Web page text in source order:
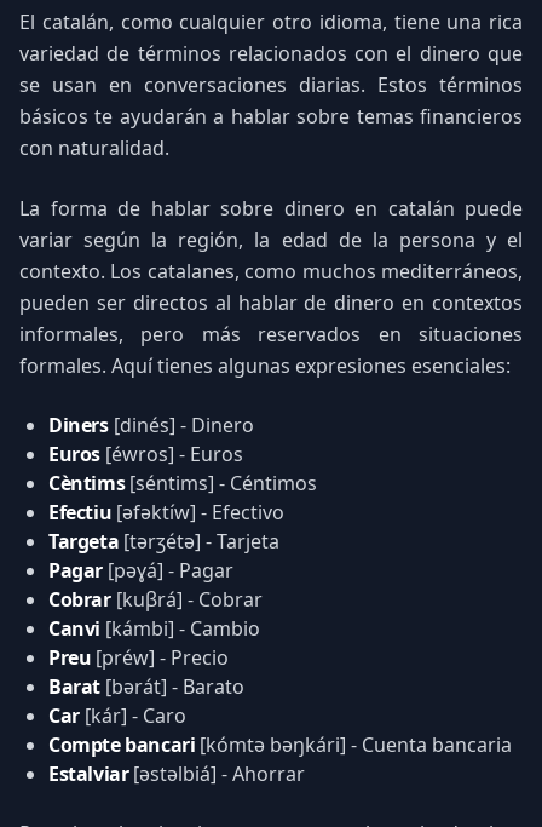
El catalán, como cualquier otro idioma, tiene una rica
variedad de términos relacionados con el dinero que
se usan en conversaciones diarias. Estos términos
básicos te ayudarán a hablar sobre temas financieros
con naturalidad.
La forma de hablar sobre dinero en catalán puede
variar según la región, la edad de la persona y el
contexto. Los catalanes, como muchos mediterráneos,
pueden ser directos al hablar de dinero en contextos
informales, pero más reservados en situaciones
formales. Aquí tienes algunas expresiones esenciales:
Diners[dinés] - Dinero
Euros [éwros] - Euros
Cèntims[séntims] - Céntimos
Efectiu [əfəktíw] - Efectivo
Targeta [tərʒétə] - Tarjeta
Pagar [pəɣá] - Pagar
Cobrar[kuβrá] - Cobrar
Canvi [kámbi] - Cambio
Preu [préw] - Precio
Barat [bərát] - Barato
Car[kár] - Caro
Compte bancari [kómtə bəŋkári] - Cuenta bancaria
Estalviar[əstəlbiá] - Ahorrar